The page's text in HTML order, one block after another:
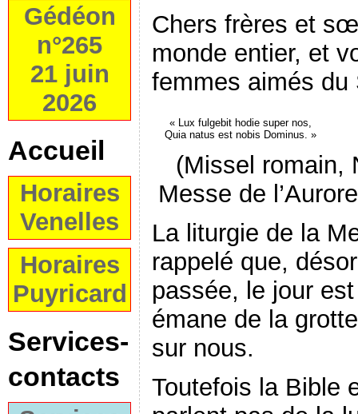
Gédéon
n°265
21 juin
2026
Accueil
Horaires
Venelles
Horaires
Puyricard
Services-
contacts
Chers frères et
monde entier, et
femmes aimés du
« Lux fulgebit hodie super nos,
Quia natus est nobis Dominus. »
(Missel romain,
Messe de
La liturgie de la
rappelé que,
passée, le jour
émane de la
sur nous.
Toutefois la Bible